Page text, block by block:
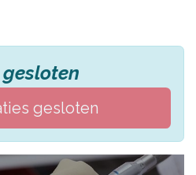
gesloten
gesloten